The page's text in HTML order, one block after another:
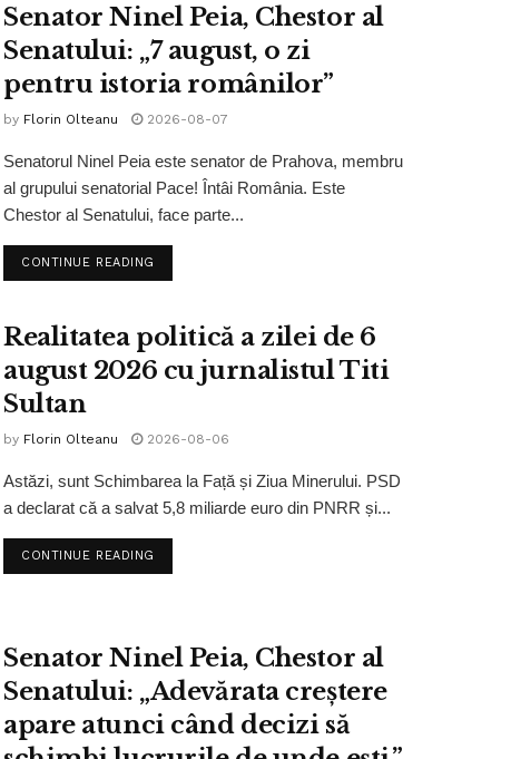
Senator Ninel Peia, Chestor al
Senatului: „7 august, o zi
pentru istoria românilor”
by Florin Olteanu 2026-08-07
Senatorul Ninel Peia este senator de Prahova, membru
al grupului senatorial Pace! Întâi România. Este
Chestor al Senatului, face parte...
CONTINUE READING
Realitatea politică a zilei de 6
august 2026 cu jurnalistul Titi
Sultan
by Florin Olteanu 2026-08-06
Astăzi, sunt Schimbarea la Față și Ziua Minerului. PSD
a declarat că a salvat 5,8 miliarde euro din PNRR și...
CONTINUE READING
Senator Ninel Peia, Chestor al
Senatului: „Adevărata creștere
apare atunci când decizi să